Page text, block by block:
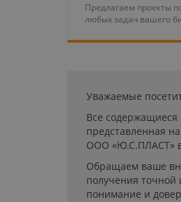
Предлагаем проекты
любых задач вашего
Уважаемые
Все
представленная
ООО «Ю.С.ПЛАСТ» в
Обращаем ваше
получения точной
понимание и